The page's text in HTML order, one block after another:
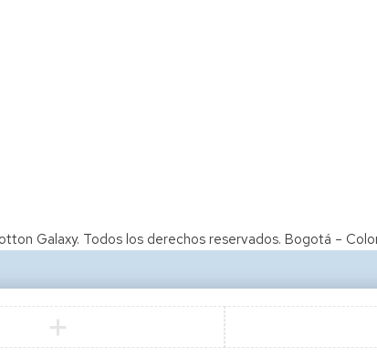
Galaxy. Todos los derechos reservados. Bogotá –